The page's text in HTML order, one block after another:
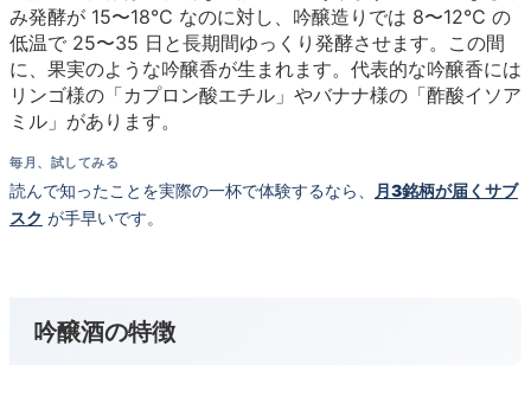
み発酵が 15〜18℃ なのに対し、吟醸造りでは 8〜12℃ の
低温で 25〜35 日と長期間ゆっくり発酵させます。この間
に、果実のような吟醸香が生まれます。代表的な吟醸香には
リンゴ様の「カプロン酸エチル」やバナナ様の「酢酸イソア
ミル」があります。
毎月、試してみる
読んで知ったことを実際の一杯で体験するなら、
月3銘柄が届くサブ
スク が手早いです。
吟醸酒の特徴